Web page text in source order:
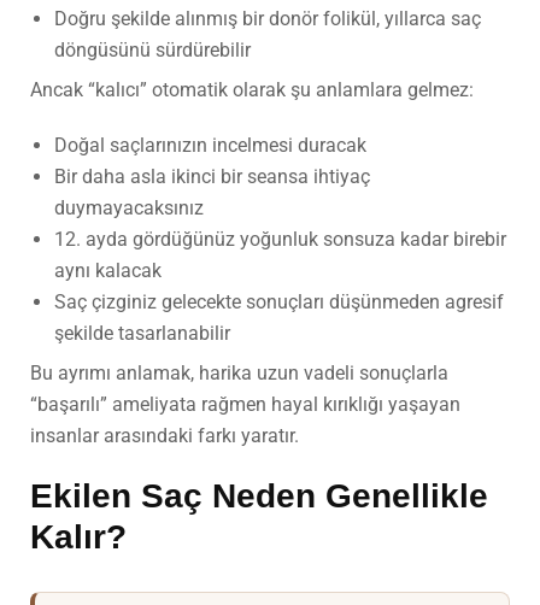
Doğru şekilde alınmış bir donör folikül, yıllarca saç
döngüsünü sürdürebilir
Ancak “kalıcı” otomatik olarak şu anlamlara gelmez:
Doğal saçlarınızın incelmesi duracak
Bir daha asla ikinci bir seansa ihtiyaç
duymayacaksınız
12. ayda gördüğünüz yoğunluk sonsuza kadar birebir
aynı kalacak
Saç çizginiz gelecekte sonuçları düşünmeden agresif
şekilde tasarlanabilir
Bu ayrımı anlamak, harika uzun vadeli sonuçlarla
“başarılı” ameliyata rağmen hayal kırıklığı yaşayan
insanlar arasındaki farkı yaratır.
Ekilen Saç Neden Genellikle
Kalır?